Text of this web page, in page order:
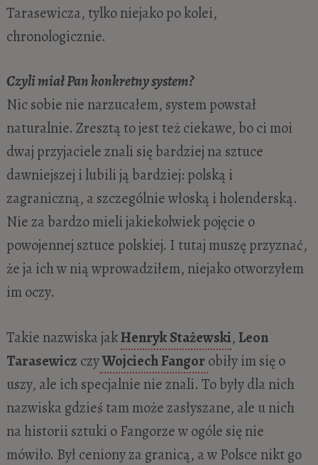
Tarasewicza, tylko niejako po kolei,
chronologicznie.
Czyli miał Pan konkretny system?
Nic sobie nie narzucałem, system powstał
naturalnie. Zresztą to jest też ciekawe, bo ci moi
dwaj przyjaciele znali się bardziej na sztuce
dawniejszej i lubili ją bardziej: polską i
zagraniczną, a szczególnie włoską i holenderską.
Nie za bardzo mieli jakiekolwiek pojęcie o
powojennej sztuce polskiej. I tutaj muszę przyznać,
że ja ich w nią wprowadziłem, niejako otworzyłem
im oczy.
Takie nazwiska jakHenryk Stażewski,Leon
Tarasewicz czyWojciech Fangorobiły im się o
uszy, ale ich specjalnie nie znali. To były dla nich
nazwiska gdzieś tam może zasłyszane, ale u nich
na historii sztuki o Fangorze w ogóle się nie
mówiło. Był ceniony za granicą, a w Polsce nikt go